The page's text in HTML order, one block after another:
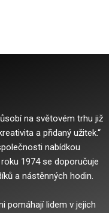
na světovém trhu již
a přidaný užitek.“
nabídkou
roku 1974 se doporučuje
a nástěnných hodin.
pomáhají lidem v jejich